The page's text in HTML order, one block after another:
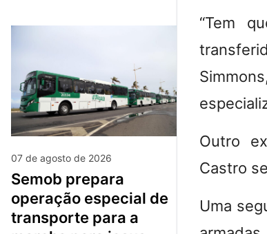
07 de agosto de 2026
semob prepara
operação especial de
transporte para a
“Tem
Outro
Castro
Uma